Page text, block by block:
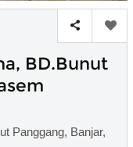
BD.Bunut
Panggang, Banjar,